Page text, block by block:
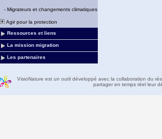
- Migrateurs et changements climatiques
Agir pour la protection
Ressources et liens
La mission migration
Les partenaires
VisioNature est un outil développé avec la collaboration du
partager en temps réel leur